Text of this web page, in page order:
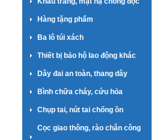
Hàng tặng phẩm
Ba lô túi xách
Thiết bị bảo hộ lao động khác
Dây đai an toàn, thang dây
Bình chữa cháy, cứu hỏa
Chụp tai, nút tai chống ồn
Cọc giao thông, rào chắn công